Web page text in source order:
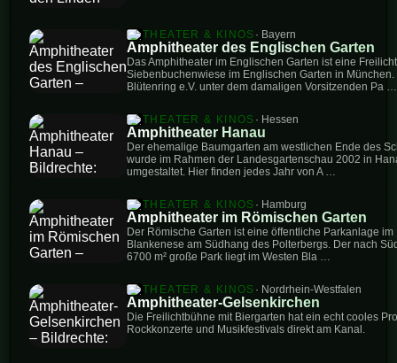
THEATER & KINOS · Bayern
Amphitheater des Englischen Garten
Das Amphitheater im Englischen Garten ist eine
Siebenbuchenwiese im Englischen Garten in
Blütenring e.V. unter dem damaligen Vorsitzenden Pa …
THEATER & KINOS · Hessen
Amphitheater Hanau
Der ehemalige Baumgarten am westlichen Ende des
wurde im Rahmen der Landesgartenschau 2002 in
umgestaltet. Hier finden jedes Jahr von A …
THEATER & KINOS · Hamburg
Amphitheater im Römischen Garten
Der Römische Garten ist eine öffentliche Parkanlage
Blankenese am Südhang des Polterbergs. Der nach
6700 m² große Park liegt im Westen Bla …
THEATER & KINOS · Nordrhein-Westfalen
Amphitheater-Gelsenkirchen
Die Freilichtbühne mit Biergarten hat ein echt cooles
Rockkonzerte und Musikfestivals direkt am Kanal.